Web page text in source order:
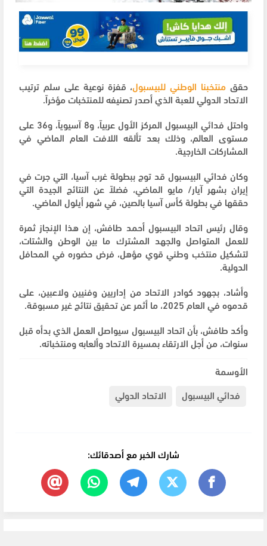
حقق منتخبنا الوطني للبيسبول، قفزة نوعية على سلم ترتيب
الاتحاد الدولي للعبة الذي أصدر تصنيفه للمنتخبات مؤخراً.
واحتل فدائي البيسبول المركز الأول عربياً، و8 آسيوياً، و36 على
مستوى العالم، وذلك بعد تألقه اللافت العام الماضي في
المشاركات الخارجية.
وكان فدائي البيسبول قد توج ببطولة غرب آسيا، التي جرت في
إيران بشهر آيار/ مايو الماضي، فضلاً عن النتائج الجيدة التي
حققها في بطولة كأس آسيا بالصين، في شهر أيلول الماضي.
وقال رئيس اتحاد البيسبول أحمد طافش، إن هذا الإنجاز ثمرة
للعمل المتواصل والجهد المشترك ما بين الوطن والشتات،
لتشكيل منتخب وطني قوي مؤهل، فرض حضوره في المحافل
الدولية.
وأشاد، بجهود كوادر الاتحاد من إداريين وفنيين ولاعبين، على
قدموه في العام 2025، ما أثمر عن تحقيق نتائج غير مسبوقة.
وأكد طافش، بأن اتحاد البيسبول سيواصل العمل الذي بدأه قبل
سنوات، من أجل الارتقاء بمسيرة الاتحاد وألعابه ومنتخباته.
الأوسمة
فدائي البيسبول
الاتحاد الدولي
شارك الخبر مع أصدقائك: